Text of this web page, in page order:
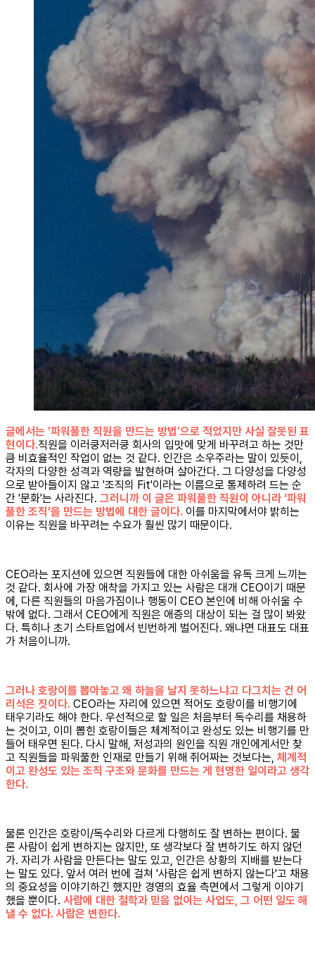
글에서는 '파워풀한 직원을 만드는 방법'으로 적었지만 사실 잘못된 표
현이다.직원을 이러쿵저러쿵 회사의 입맛에 맞게 바꾸려고 하는 것만
큼 비효율적인 작업이 없는 것 같다. 인간은 소우주라는 말이 있듯이,
각자의 다양한 성격과 역량을 발현하며 살아간다. 그 다양성을 다양성
으로 받아들이지 않고 '조직의 Fit'이라는 이름으로 통제하려 드는 순
간 '문화'는 사라진다. 그러니까 이 글은 파워풀한 직원이 아니라 ‘파워
풀한 조직’을 만드는 방법에 대한 글이다. 이를 마지막에서야 밝히는
이유는 직원을 바꾸려는 수요가 훨씬 많기 때문이다.
CEO라는 포지션에 있으면 직원들에 대한 아쉬움을 유독 크게 느끼는
것 같다. 회사에 가장 애착을 가지고 있는 사람은 대개 CEO이기 때문
에, 다른 직원들의 마음가짐이나 행동이 CEO 본인에 비해 아쉬울 수
밖에 없다. 그래서 CEO에게 직원은 애증의 대상이 되는 걸 많이 봐왔
다. 특히나 초기 스타트업에서 빈번하게 벌어진다. 왜냐면 대표도 대표
가 처음이니까.
그러나 호랑이를 뽑아놓고 왜 하늘을 날지 못하느냐고 다그치는 건 어
리석은 짓이다. CEO라는 자리에 있으면 적어도 호랑이를 비행기에
태우기라도 해야 한다. 우선적으로 할 일은 처음부터 독수리를 채용하
는 것이고, 이미 뽑힌 호랑이들은 체계적이고 완성도 있는 비행기를 만
들어 태우면 된다. 다시 말해, 저성과의 원인을 직원 개인에게서만 찾
고 직원들을 파워풀한 인재로 만들기 위해 쥐어짜는 것보다는, 체계적
이고 완성도 있는 조직 구조와 문화를 만드는 게 현명한 일이라고 생각
한다.
물론 인간은 호랑이/독수리와 다르게 다행히도 잘 변하는 편이다. 물
론 사람이 쉽게 변하지는 않지만, 또 생각보다 잘 변하기도 하지 않던
가. 자리가 사람을 만든다는 말도 있고, 인간은 상황의 지배를 받는다
는 말도 있다. 앞서 여러 번에 걸쳐 '사람은 쉽게 변하지 않는다'고 채용
의 중요성을 이야기하긴 했지만 경영의 효율 측면에서 그렇게 이야기
했을 뿐이다. 사람에 대한 철학과 믿음 없이는 사업도, 그 어떤 일도 해
낼 수 없다. 사람은 변한다.